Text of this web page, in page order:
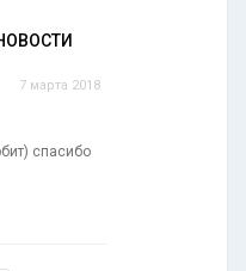
7 марта 2018
спасибо